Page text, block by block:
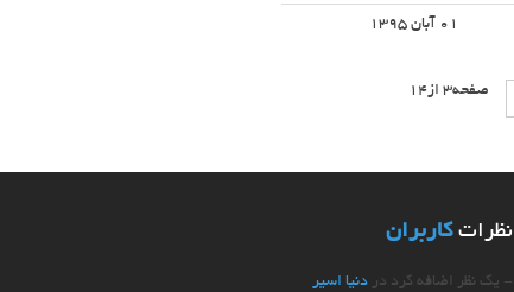
01 آبان 1395
صفحه3 از14
نظرات کاربران
- یک نظر اضافه کرد در دنیا اسیر